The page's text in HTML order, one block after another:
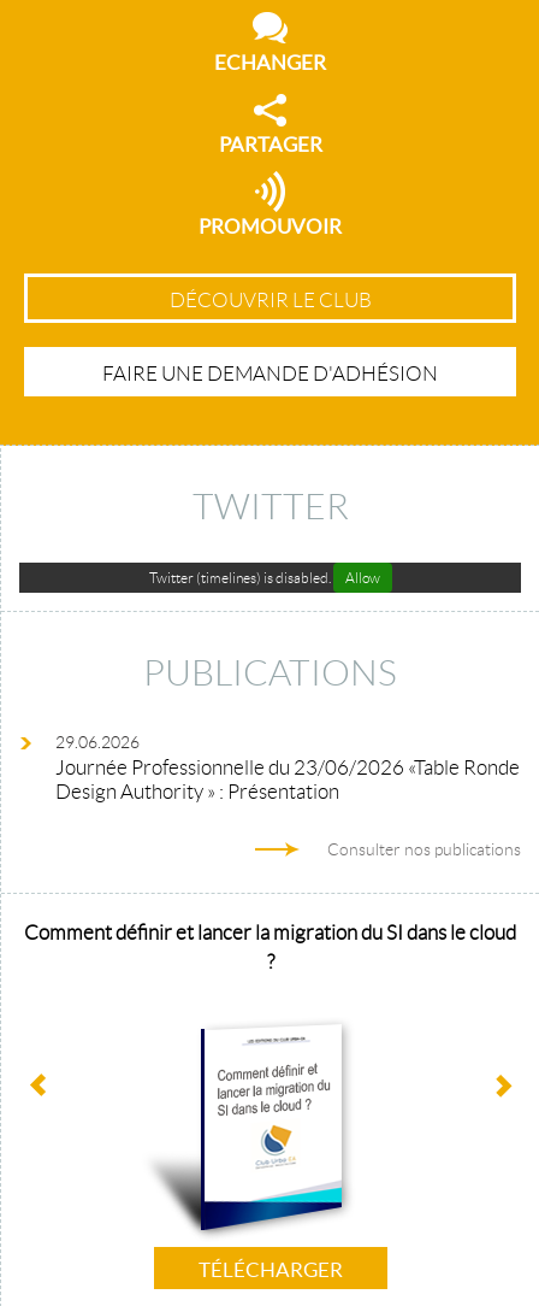
ECHANGER
PARTAGER
PROMOUVOIR
DÉCOUVRIR LE CLUB
FAIRE UNE DEMANDE D'ADHÉSION
TWITTER
Twitter (timelines) is disabled. Allow
PUBLICATIONS
29.06.2026
Journée Professionnelle du 23/06/2026 «Table Ronde
Design Authority » : Présentation
Consulter nos publications
Comment définir et lancer la migration du SI dans le cloud
?
TÉLÉCHARGER